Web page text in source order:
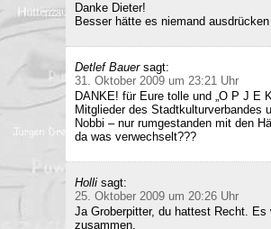
Danke Dieter!
Besser hätte es niemand
Detlef Bauer sagt:
31. Oktober 2009 um 23:21 Uhr
DANKE! für Eure tolle und „O P J E
Mitglieder des Stadtkulturverbandes
Nobbi – nur rumgestanden mit den
da was verwechselt???
Holli sagt:
25. Oktober 2009 um 20:26 Uhr
Ja Groberpitter, du hattest Recht.
zusammen.